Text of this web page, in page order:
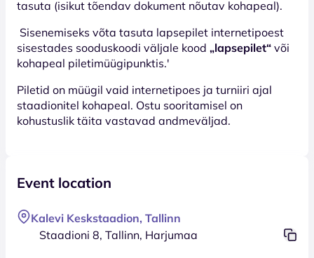
tasuta (isikut tõendav dokument nõutav kohapeal).
Sisenemiseks võta tasuta lapsepilet internetipoest
sisestades sooduskoodi väljale kood „lapsepilet“ või
kohapeal piletimüügipunktis.'
Piletid on müügil vaid internetipoes ja turniiri ajal
staadionitel kohapeal. Ostu sooritamisel on
kohustuslik täita vastavad andmeväljad.
Event location
Kalevi Keskstaadion, Tallinn
Staadioni 8, Tallinn, Harjumaa